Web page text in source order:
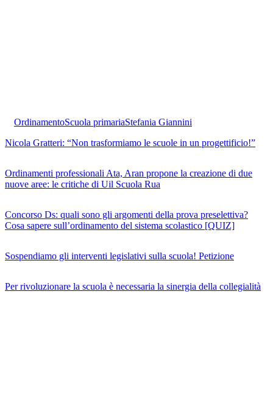
OrdinamentoScuola primariaStefania Giannini
Nicola Gratteri: “Non trasformiamo le scuole in un progettificio!”
Ordinamenti professionali Ata, Aran propone la creazione di due
nuove aree: le critiche di Uil Scuola Rua
Concorso Ds: quali sono gli argomenti della prova preselettiva?
Cosa sapere sull’ordinamento del sistema scolastico [QUIZ]
Sospendiamo gli interventi legislativi sulla scuola! Petizione
Per rivoluzionare la scuola è necessaria la sinergia della collegialità